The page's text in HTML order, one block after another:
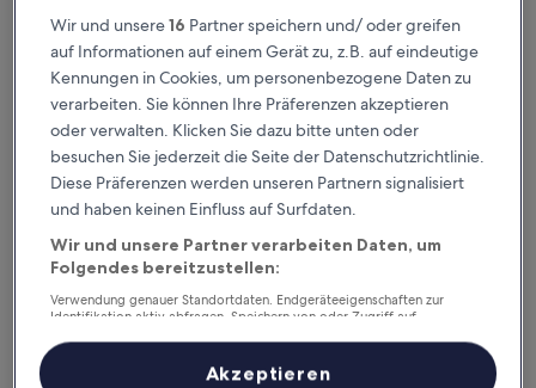
Breda Suites Hotel Milano
Breda Suites Hotel Milano
4.0-
Sterne-
Unterkunft
1,4 km von Straßenbahnhaltestelle Università Bicocca -
Scienza entfernt
9.0
von
10,
Wunderbar,
(43
Bewertungen)
9,0/10 Wunderbar (43 Bewertungen)
Der
73 €
inkl. Steuern & Gebühren
Residenza delle Città
Wir und unsere16 Partner speichern und/ oder greifen
auf Informationen auf einem Gerät zu, z.B. auf eindeutige
Kennungen in Cookies, um personenbezogene Daten zu
verarbeiten. Sie können Ihre Präferenzen akzeptieren
oder verwalten. Klicken Sie dazu bitte unten oder
besuchen Sie jederzeit die Seite der Datenschutzrichtlinie.
Diese Präferenzen werden unseren Partnern signalisiert
und haben keinen Einfluss auf Surfdaten.
Wir und unsere Partner verarbeiten Daten, um
Folgendes bereitzustellen:
Verwendung genauer Standortdaten. Endgeräteeigenschaften zur
Identifikation aktiv abfragen. Speichern von oder Zugriff auf
Inhalte, Messung von Werbeleistung und der Performance von Inhalten,
Zielgruppenforschung sowie Entwicklung und Verbesserung von
Akzeptieren